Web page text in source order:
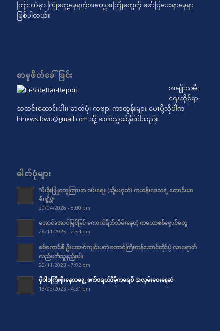
ကြားထဲမှာ ကြုံတွေ့နေရတဲ့အတွေ့အကြုံတွေကို ဖော်ပြပေးရာနေရာ
ဖြစ်ပါတယ်။
စာမူဖိတ်ခေါ်ခြင်း
အမျိုးသမီး
ရေးဆိုင်ရာ
သတင်းဆောင်းပါး၊ ဓာတ်ပုံ၊ ကဗျာ၊ ကာတွန်းများ ပေးပို့လိုပါက
hinews.bwu@gmail.com သို့ ဆက်သွယ်နိုင်ပါသည်။
ဓါတ်ပုံများ
“မီးခိုးမြူတွေကြားက ဝမ်းရေး (သို့မဟုတ်) ကယန်းဒေသရဲ့ တောင်ယာ
မီးရှို့ပွဲ”
20/04/2026 - 8:00 pm
အောင်အောင်မြင်မြင် ကောက်ရိတ်သိမ်းနေတဲ့ ကယောစစ်ရှောင်တွေ
26/11/2025 - 2:54 pm
စစ်ကောင်စီ ဦးဆောင်ကျင်းပတဲ့ တောင်ကြီးတန်ဆောင်တိုင်ပွဲ လာရောက်
လည်ပတ်သူနည်းပါး
22/11/2023 - 7:02 pm
ဖိုဝါဒကြီးစိုးနေသရွေ့ ဖက်ဒရယ်ဒီမိုကရေစီ အလှမ်းဝေးနေဆဲ
13/03/2023 - 4:31 pm